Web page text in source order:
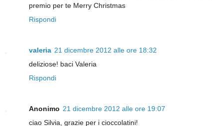
premio per te Merry Christmas
Rispondi
valeria 21 dicembre 2012 alle ore 18:32
deliziose! baci Valeria
Rispondi
Anonimo 21 dicembre 2012 alle ore 19:07
ciao Silvia, grazie per i cioccolatini!